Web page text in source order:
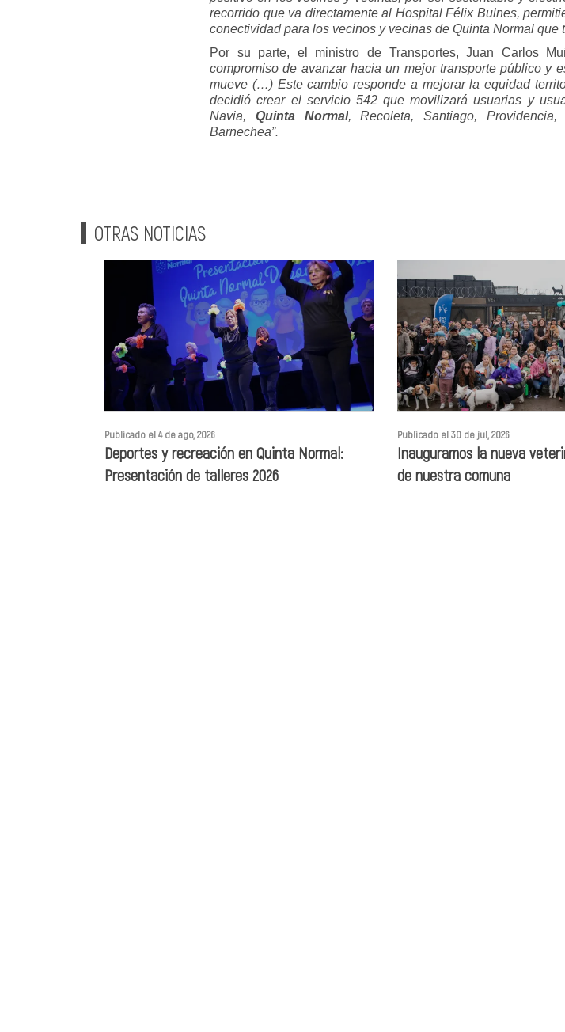
recorrido que va directamente al Hospital Félix Bulnes,
conectividad para los vecinos y vecinas de Quinta Normal que
Por su parte, el ministro de Transportes, Juan Carlos
compromiso de avanzar hacia un mejor transporte público y
mueve (…) Este cambio responde a mejorar la equidad
decidió crear el servicio 542 que movilizará usuarias y
Navia, Quinta Normal, Recoleta, Santiago,
Barnechea”.
OTRAS NOTICIAS
Publicado el 4 de ago, 2026
Deportes y recreación en Quinta Normal:
Presentación de talleres 2026
Publicado el 30 de jul, 2026
Inauguramos la nueva
de nuestra comuna